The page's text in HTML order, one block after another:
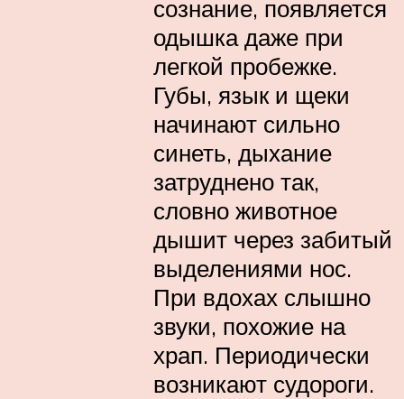
сознание, появляется
одышка даже при
легкой пробежке.
Губы, язык и щеки
начинают сильно
синеть, дыхание
затруднено так,
словно животное
дышит через забитый
выделениями нос.
При вдохах слышно
звуки, похожие на
храп. Периодически
возникают судороги.